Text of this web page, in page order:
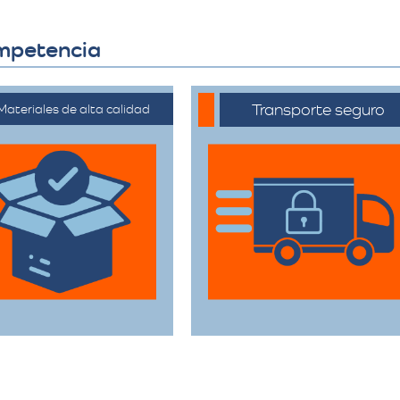
de alta calidad
de primera
categoría para
que todas
sus pertenencias
estén protegidas
el traslado.
Transporte seguro
tecnología avanzada
para asegurar que
cada artículo llegue en
perfecto estado a su